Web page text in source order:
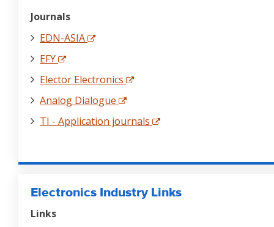
Journals
EDN-ASIA
EFY
Elector Electronics
Analog Dialogue
TI - Application journals
Electronics Industry Links
Links